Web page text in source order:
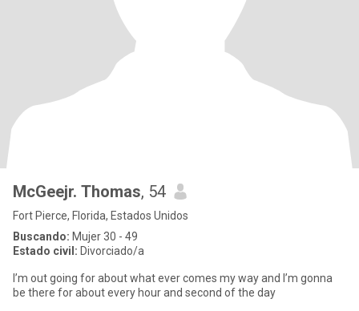
McGeejr. Thomas, 54
Fort Pierce, Florida, Estados Unidos
Buscando: Mujer 30 - 49
Estado civil: Divorciado/a
I’m out going for about what ever comes my way and I’m gonna
be there for about every hour and second of the day